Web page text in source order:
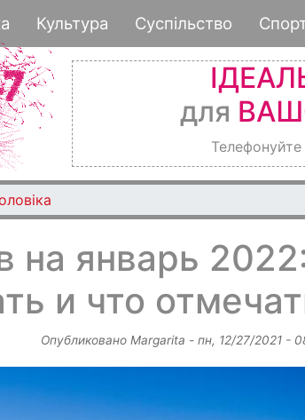
к
основному
Культура Суспільство
для
на январь
и что
Опубликовано Margarita - пн, 12/27/2021 -